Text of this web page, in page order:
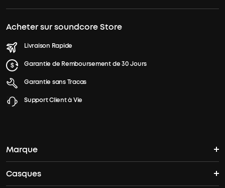
Acheter sur soundcore Store
Livraison Rapide
Garantie de Remboursement de 30 Jours
Garantie sans Tracas
Support Client à Vie
Marque
L'histoire de soundcore
Casques